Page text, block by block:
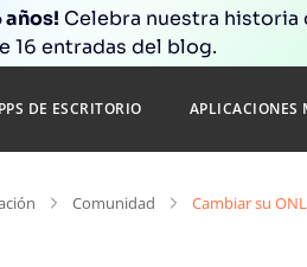
años! Celebra nuestra historia
16 entradas del blog.
DE ESCRITORIO APLICACIONES
Comunidad
Cambiar su